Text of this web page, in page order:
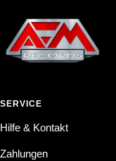
SERVICE
Hilfe & Kontakt
Zahlungen